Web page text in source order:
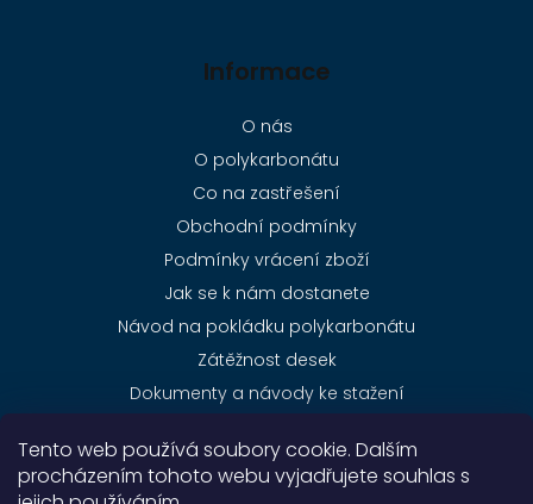
Tento web používá soubory cookie. Dalším
procházením tohoto webu vyjadřujete souhlas s
Informace
O nás
O polykarbonátu
Co na zastřešení
Obchodní podmínky
Podmínky vrácení zboží
Jak se k nám dostanete
Návod na pokládku polykarbonátu
Zátěžnost desek
Dokumenty a návody ke stažení
Kontakty